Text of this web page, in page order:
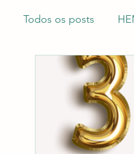
Todos os posts
SÍNDROME DO
COLONOSCOPIA